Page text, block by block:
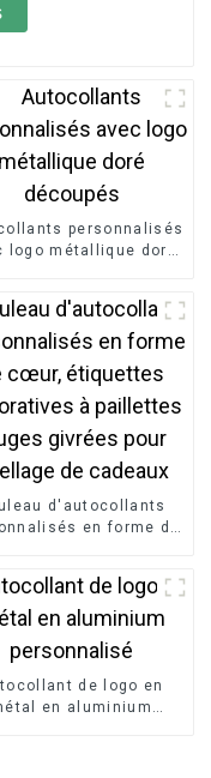
personnalisés
logo métallique doré
d'autocollants
en forme de
givrées pour
de cadeaux
de logo en
en aluminium